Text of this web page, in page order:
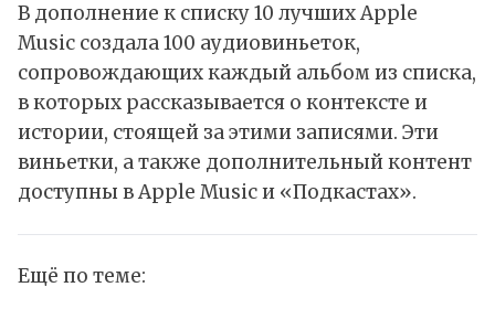
В дополнение к списку 10 лучших Apple
Music создала 100 аудиовиньеток,
сопровождающих каждый альбом из списка,
в которых рассказывается о контексте и
истории, стоящей за этими записями. Эти
виньетки, а также дополнительный контент
доступны в Apple Music и «Подкастах».
Ещё по теме: